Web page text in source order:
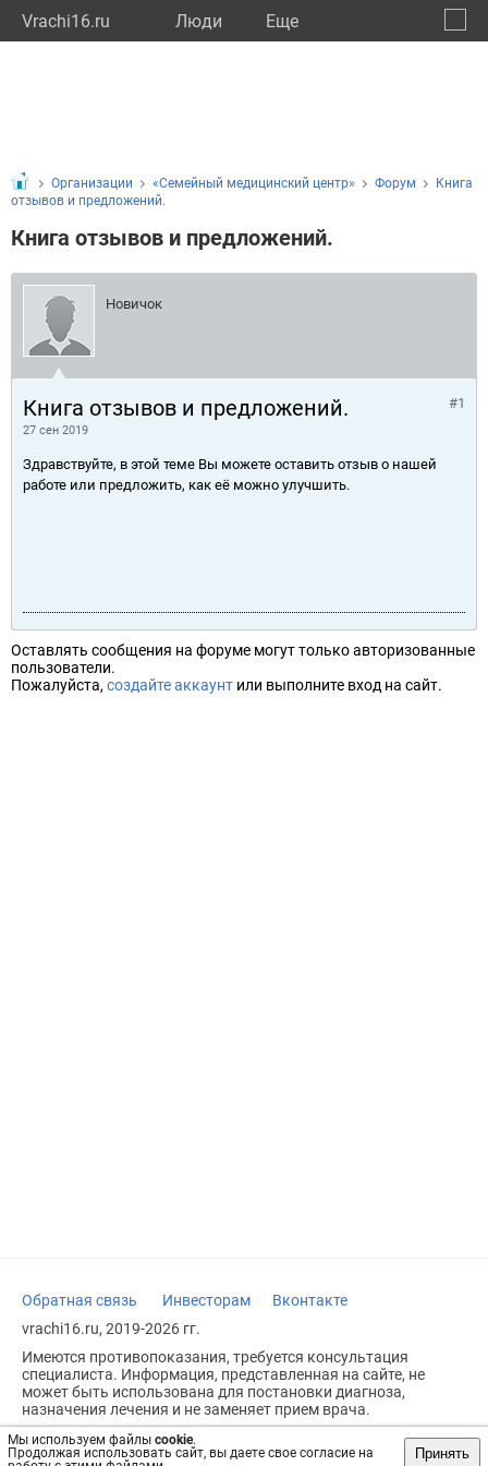
Vrachi16.ru Люди Eще
Мы используем файлы cookie.
Продолжая использовать сайт, вы даете свое согласие на
Принять
Организации «Семейный медицинский центр» Форум
Книга
отзывов и предложений.
Книга отзывов и предложений.
Новичок
Книга отзывов и предложений.
27 сен 2019
#1
Здравствуйте, в этой теме Вы можете оставить отзыв о нашей
работе или предложить, как её можно улучшить.
Оставлять сообщения на форуме могут только авторизованные
пользователи.
Пожалуйста, создайте аккаунт или выполните вход на сайт.
Обратная связь Инвесторам
Вконтакте
vrachi16.ru, 2019-2026 гг.
Имеются противопоказания, требуется консультация
специалиста. Информация, представленная на сайте, не
может быть использована для постановки диагноза,
назначения лечения и не заменяет прием врача.
Возрастное ограничение: 18+